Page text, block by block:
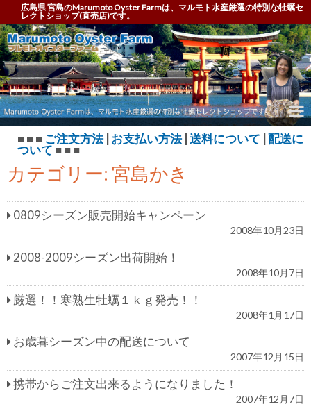
広島県 宮島のMarumoto Oyster Farmは、マルモト水産厳選の特別な牡蠣セ
レクトショップ(直売店)です。
Marumoto Oyster Farm – マルモト オイスター フ
ァーム
■ ■ ■ ご注文方法| お支払い方法| 送料について 配送に
ついて ■ ■ ■
カテゴリー: 宮島かき
0809シーズン販売開始キャンペーン
2008年10月23日
2008-2009シーズン出荷開始！
2008年10月7日
厳選！！寒熟生牡蠣１ｋｇ発売！！
2008年1月17日
お歳暮シーズン中の配送について
2007年12月15日
携帯からご注文出来るようになりました！
2007年12月7日